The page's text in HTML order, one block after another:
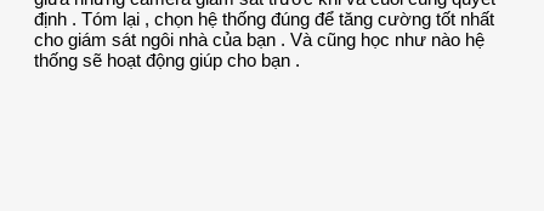
định . Tóm lại , chọn hệ thống đúng để tăng cường tốt nhất
cho giám sát ngôi nhà của bạn . Và cũng học như nào hệ
thống sẽ hoạt động giúp cho bạn .